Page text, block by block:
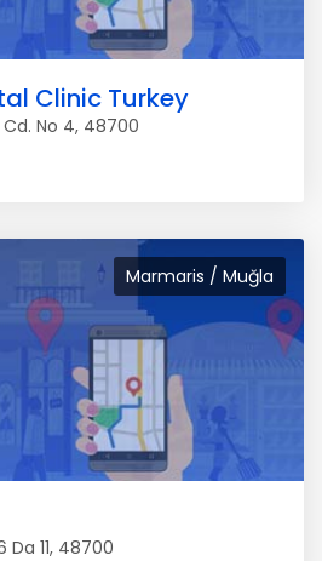
Clinic Turkey
Cd. No 4, 48700
Marmaris / Muğla
Da 11, 48700